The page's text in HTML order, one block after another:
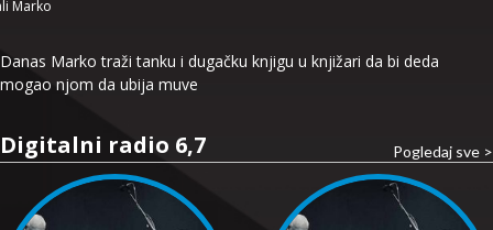
Marko
Danas Marko traži tanku i dugačku knjigu u knjižari da bi deda
mogao njom da ubija muve
Digitalni radio 6,7 Pogledaj sve >